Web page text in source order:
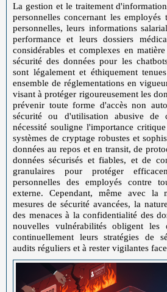
La gestion et le traitement
personnelles concernant les employés
personnelles, leurs informations
performance et leurs dossiers
considérables et complexes en
sécurité des données pour les
sont légalement et éthiquement
ensemble de réglementations en
visant à protéger rigoureusement les
prévenir toute forme d'accès non
sécurité ou d'utilisation abusive de
nécessité souligne l'importance
systèmes de cryptage robustes et
données au repos et en transit, de
données sécurisés et fiables, et de
granulaires pour protéger
personnelles des employés contre
externe. Cependant, même avec
mesures de sécurité avancées, la
des menaces à la confidentialité des
nouvelles vulnérabilités obligent les
continuellement leurs stratégies de
audits réguliers et à rester vigilantes